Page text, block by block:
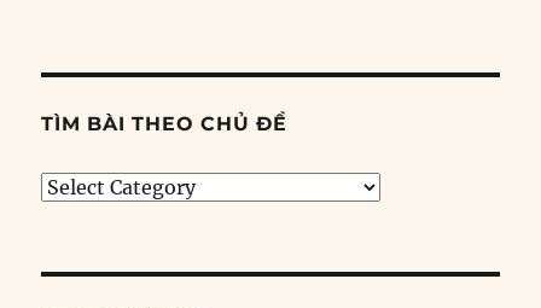
TÌM BÀI THEO CHỦ ĐỀ
Tìm